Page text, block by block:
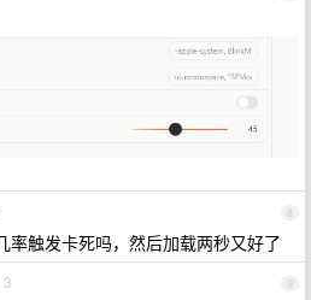
8
率触发卡死吗，然后加载两秒又好了
9